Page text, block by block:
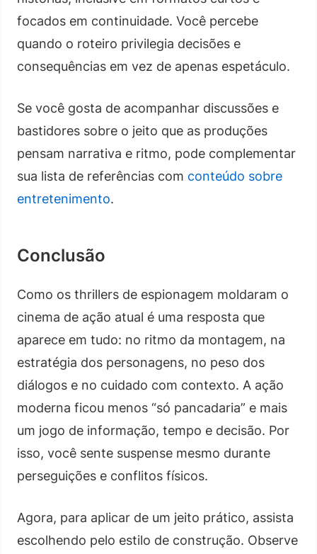
focados em continuidade. Você percebe
quando o roteiro privilegia decisões e
consequências em vez de apenas espetáculo.
Se você gosta de acompanhar discussões e
bastidores sobre o jeito que as produções
pensam narrativa e ritmo, pode complementar
sua lista de referências com conteúdo sobre
entretenimento.
Conclusão
Como os thrillers de espionagem moldaram o
cinema de ação atual é uma resposta que
aparece em tudo: no ritmo da montagem, na
estratégia dos personagens, no peso dos
diálogos e no cuidado com contexto. A ação
moderna ficou menos “só pancadaria” e mais
um jogo de informação, tempo e decisão. Por
isso, você sente suspense mesmo durante
perseguições e conflitos físicos.
Agora, para aplicar de um jeito prático, assista
escolhendo pelo estilo de construção. Observe